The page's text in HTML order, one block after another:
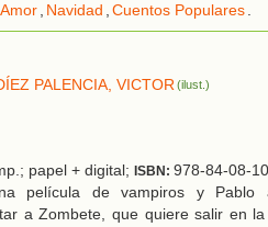
Amor, Navidad ,Cuentos Populares.
PALENCIA, VICTOR(ilust.)
papel + digital; ISBN: 978-84-08-
película de vampiros y Pablo
a Zombete, que quiere salir en